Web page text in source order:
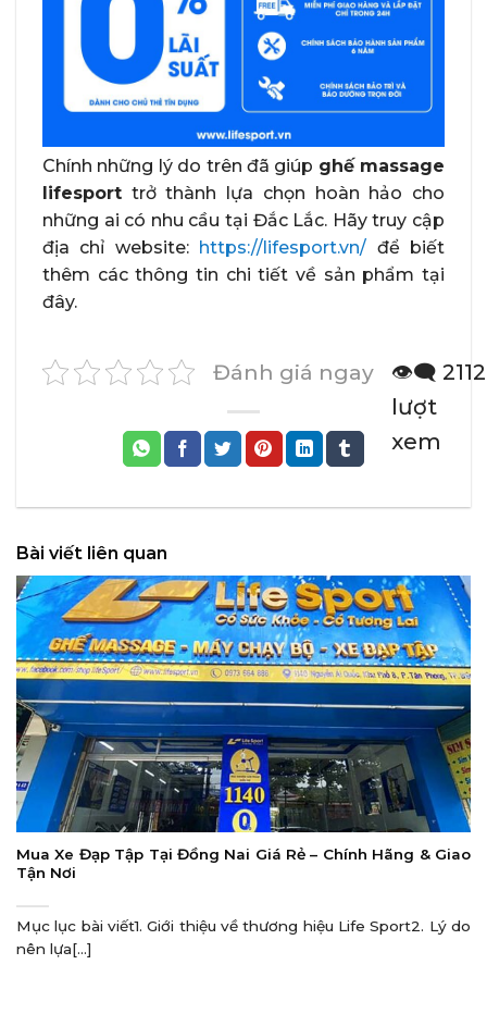
Chính những lý do trên đã giúp ghế massage
lifesport trở thành lựa chọn hoàn hảo cho
những ai có nhu cầu tại Đắc Lắc. Hãy truy cập
địa chỉ website: https://lifesport.vn/ để biết
thêm các thông tin chi tiết về sản phẩm tại
đây.
Đánh giá ngay
👁️‍🗨️ 2112
lượt
xem
Bài viết liên quan
Mua Xe Đạp Tập Tại Đồng Nai Giá Rẻ – Chính Hãng & Giao
Tận Nơi
Mục lục bài viết1. Giới thiệu về thương hiệu Life Sport2. Lý do
nên lựa[...]